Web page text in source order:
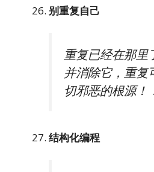
别重复自己
重复已经在那里
并消除它，重复
切邪恶的根源！
结构化编程